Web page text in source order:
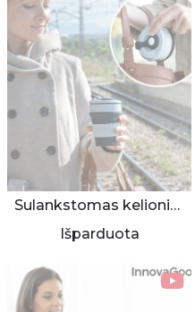
Sulankstomas kelioninis puodelis
Išparduota